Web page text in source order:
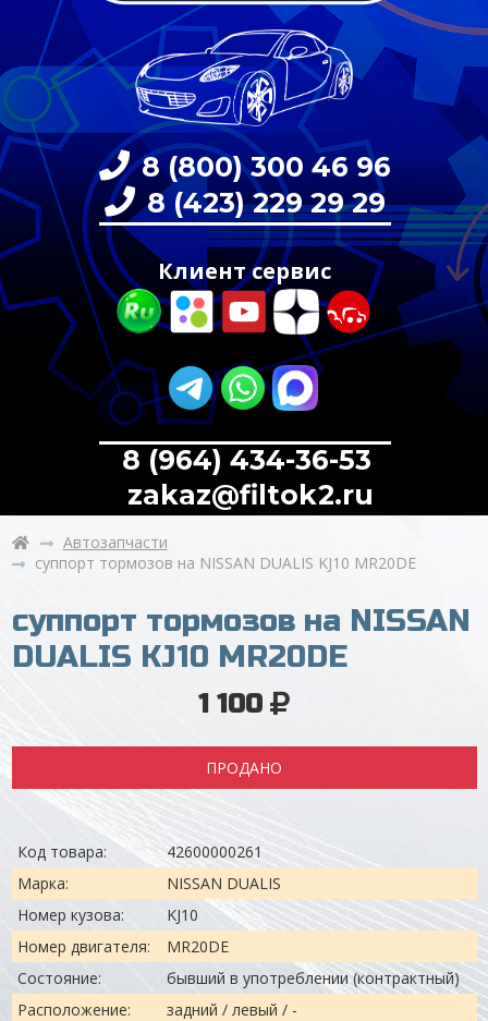
8 (800) 300 46 96
8 (423) 229 29 29
Клиент сервис
8 (964) 434-36-53
zakaz@filtok2.ru
Автозапчасти
суппорт тормозов на NISSAN DUALIS KJ10 MR20DE
суппорт тормозов на NISSAN
DUALIS KJ10 MR20DE
1 100
ПРОДАНО
Код товара:
42600000261
Марка:
NISSAN DUALIS
Номер кузова:
KJ10
Номер двигателя:
MR20DE
Состояние:
бывший в употреблении (контрактный)
Расположение:
задний / левый / -